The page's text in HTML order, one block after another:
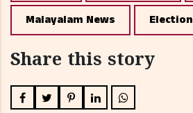
Malayalam News Election
Share this story